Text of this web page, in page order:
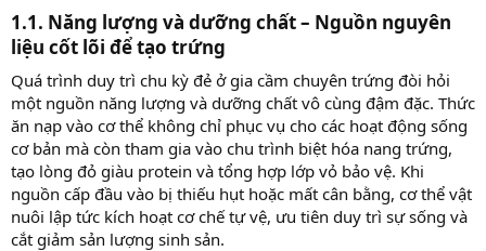
1.1. Năng lượng và dưỡng chất – Nguồn nguyên
liệu cốt lõi để tạo trứng​
Quá trình duy trì chu kỳ đẻ ở gia cầm chuyên trứng đòi hỏi
một nguồn năng lượng và dưỡng chất vô cùng đậm đặc. Thức
ăn nạp vào cơ thể không chỉ phục vụ cho các hoạt động sống
cơ bản mà còn tham gia vào chu trình biệt hóa nang trứng,
tạo lòng đỏ giàu protein và tổng hợp lớp vỏ bảo vệ. Khi
nguồn cấp đầu vào bị thiếu hụt hoặc mất cân bằng, cơ thể vật
nuôi lập tức kích hoạt cơ chế tự vệ, ưu tiên duy trì sự sống và
cắt giảm sản lượng sinh sản.